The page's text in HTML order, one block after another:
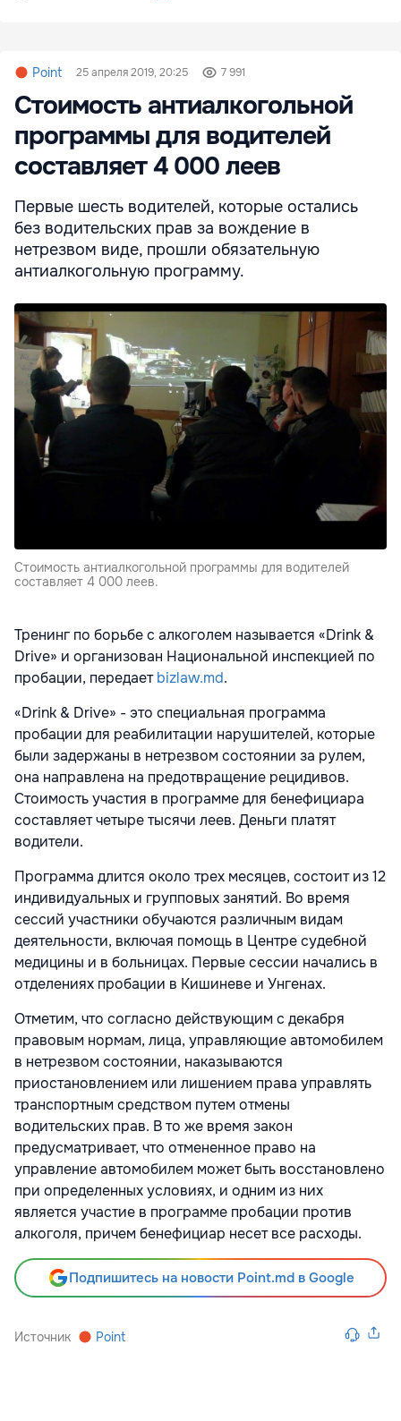
Point 25 апреля 2019, 20:25 7 991
Стоимость антиалкогольной
программы для водителей
составляет 4 000 леев
Первые шесть водителей, которые остались
без водительских прав за вождение в
нетрезвом виде, прошли обязательную
антиалкогольную программу.
Стоимость антиалкогольной программы для водителей
составляет 4 000 леев.
Тренинг по борьбе с алкоголем называется «Drink &
Drive» и организован Национальной инспекцией по
пробации, передаетbizlaw.md.
«Drink & Drive» - это специальная программа
пробации для реабилитации нарушителей, которые
были задержаны в нетрезвом состоянии за рулем,
она направлена на предотвращение рецидивов.
Стоимость участия в программе для бенефициара
составляет четыре тысячи леев. Деньги платят
водители.
Программа длится около трех месяцев, состоит из 12
индивидуальных и групповых занятий. Во время
сессий участники обучаются различным видам
деятельности, включая помощь в Центре судебной
медицины и в больницах. Первые сессии начались в
отделениях пробации в Кишиневе и Унгенах.
Отметим, что согласно действующим с декабря
правовым нормам, лица, управляющие автомобилем
в нетрезвом состоянии, наказываются
приостановлением или лишением права управлять
транспортным средством путем отмены
водительских прав. В то же время закон
предусматривает, что отмененное право на
управление автомобилем может быть восстановлено
при определенных условиях, и одним из них
является участие в программе пробации против
алкоголя, причем бенефициар несет все расходы.
Подпишитесь на новости Point.md в Google
Источник Point